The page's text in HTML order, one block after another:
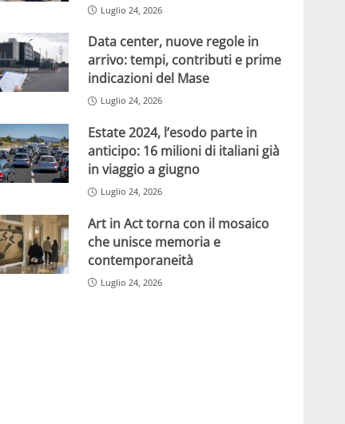
Luglio 24, 2026
Data center, nuove regole in
arrivo: tempi, contributi e prime
indicazioni del Mase
Luglio 24, 2026
Estate 2024, l’esodo parte in
anticipo: 16 milioni di italiani già
in viaggio a giugno
Luglio 24, 2026
Art in Act torna con il mosaico
che unisce memoria e
contemporaneità
Luglio 24, 2026